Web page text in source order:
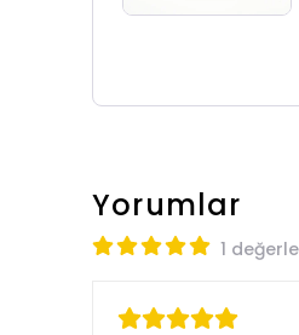
Yorumlar
1